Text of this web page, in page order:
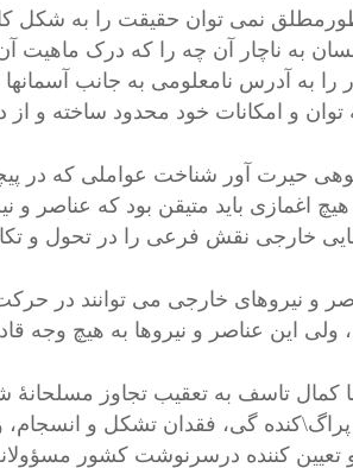
نمی توان حقیقت را به شکل
به ناچار آن چه را که درک ماهیت
را به آدرس نامعلومی به جانب
و امکانات خود محدود ساخته و از
حیرت آور شناخت عواملی که در
هیچ اغمازی باید متیقن بود که
خارجی نقش فرعی را در تحول و
و نیروهای خارجی می توانند در
ولی این عناصر و نیروها به هیچ وجه
گی، فقدان تشکل و انسجام،
و تعیین کننده درسرنوشت کشور